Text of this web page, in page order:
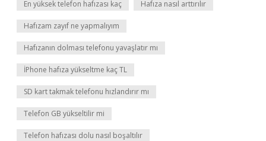
En yüksek telefon hafızası kaç Hafıza nasıl arttırılır
Hafızam zayıf ne yapmalıyım
Hafızanın dolması telefonu yavaşlatır mı
İPhone hafıza yükseltme kaç TL
SD kart takmak telefonu hızlandırır mı
Telefon GB yükseltilir mi
Telefon hafızası dolu nasıl boşaltılır